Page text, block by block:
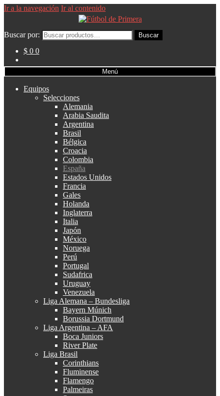
Ir a la navegación Ir al contenido
Buscar por: Buscar
$ 0 0
Menú
Equipos
Selecciones
Alemania
Arabia Saudita
Argentina
Brasil
Bélgica
Croacia
Colombia
España
Estados Unidos
Francia
Gales
Holanda
Inglaterra
Italia
Japón
México
Noruega
Perú
Portugal
Sudafrica
Uruguay
Venezuela
Liga Alemana – Bundesliga
Bayern Múnich
Borussia Dortmund
Liga Argentina – AFA
Boca Juniors
River Plate
Liga Brasil
Corinthians
Fluminense
Flamengo
Palmeiras